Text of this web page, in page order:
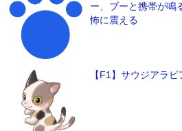
ー、ブーと携帯が
怖に震える
【F1】サウジアラ